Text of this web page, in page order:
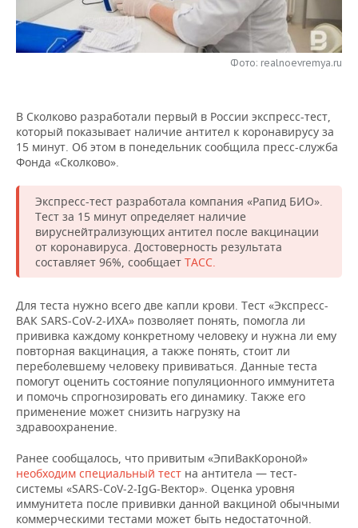
НЕФТЕХИМИЯ
НЕФТЬ
ЭНЕРГЕТИКА
РОЗНИЧНАЯ ТОРГОВЛЯ
НОВОСТИ ТЕХНОЛОГИЙ
ТЕЛЕКОММУНИКАЦИИ
МЕРОПРИЯТИЯ
БИЗНЕС-БРАНЧИ
ОТКРЫТАЯ ЛЕКЦИЯ
ФУТБОЛ
БАСКЕТБОЛ
ВОЛЕЙБОЛ
ФИГУРНОЕ КАТАНИЕ
ВОДНЫЕ ВИДЫ СПОРТА
ХОККЕЙ С МЯЧОМ
НОВОСТИ ОБЩЕСТВА
ИНФРАСТРУКТУРА
ИСТОРИЯ
МЕДИЦИНА
ОБРАЗОВАНИЕ
ПРОИСШЕСТВИЯ
ФОТОГАЛЕРЕЯ
СПРАВОЧНИК
СПИСОК ПЕРСОН
ПОЛНАЯ ВЕРСИЯ
Фото: realnoevremya.ru
В Сколково разработали первый в России экспресс-тест,
который показывает наличие антител к коронавирусу за
15 минут. Об этом в понедельник сообщила пресс-служба
Фонда «Сколково».
Экспресс-тест разработала компания «Рапид БИО».
Тест за 15 минут определяет наличие
вируснейтрализующих антител после вакцинации
от коронавируса. Достоверность результата
составляет 96%, сообщает ТАСС.
Для теста нужно всего две капли крови. Тест «Экспресс-
ВАК SARS-CoV-2-ИХА» позволяет понять, помогла ли
прививка каждому конкретному человеку и нужна ли ему
повторная вакцинация, а также понять, стоит ли
переболевшему человеку прививаться. Данные теста
помогут оценить состояние популяционного иммунитета
и помочь спрогнозировать его динамику. Также его
применение может снизить нагрузку на
здравоохранение.
Ранее сообщалось, что привитым «ЭпиВакКороной»
необходим специальный тест на антитела — тест-
системы «SARS-CoV-2-IgG-Вектор». Оценка уровня
иммунитета после прививки данной вакциной обычными
коммерческими тестами может быть недостаточной.